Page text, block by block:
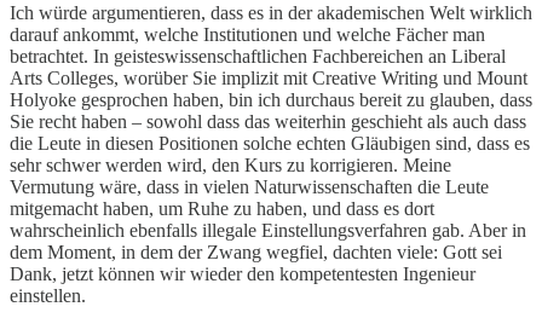
Ich würde argumentieren, dass es in der akademischen Welt wirklich
darauf ankommt, welche Institutionen und welche Fächer man
betrachtet. In geisteswissenschaftlichen Fachbereichen an Liberal
Arts Colleges, worüber Sie implizit mit Creative Writing und Mount
Holyoke gesprochen haben, bin ich durchaus bereit zu glauben, dass
Sie recht haben – sowohl dass das weiterhin geschieht als auch dass
die Leute in diesen Positionen solche echten Gläubigen sind, dass es
sehr schwer werden wird, den Kurs zu korrigieren. Meine
Vermutung wäre, dass in vielen Naturwissenschaften die Leute
mitgemacht haben, um Ruhe zu haben, und dass es dort
wahrscheinlich ebenfalls illegale Einstellungsverfahren gab. Aber in
dem Moment, in dem der Zwang wegfiel, dachten viele: Gott sei
Dank, jetzt können wir wieder den kompetentesten Ingenieur
einstellen.